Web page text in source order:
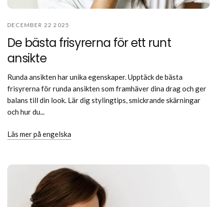
DECEMBER 22 2025
De bästa frisyrerna för ett runt
ansikte
Runda ansikten har unika egenskaper. Upptäck de bästa
frisyrerna för runda ansikten som framhäver dina drag och ger
balans till din look. Lär dig stylingtips, smickrande skärningar
och hur du...
Läs mer på engelska